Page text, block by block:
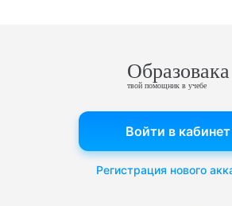
Образовака
твой помощник в учебе
Войти в кабинет
Регистрация нового